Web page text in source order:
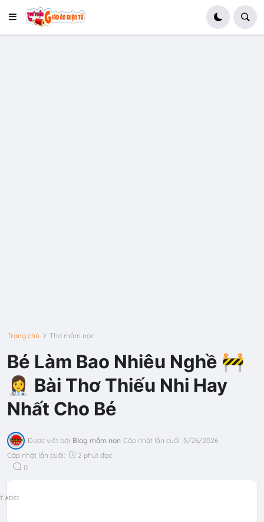
Trang chủ Thơ mầm non
Bé Làm Bao Nhiêu Nghề 🚧
👩‍⚕️ Bài Thơ Thiếu Nhi Hay
Nhất Cho Bé
Được viết bởi Blog mầm non Cập nhật lần cuối: 5/26/2026
Cập nhật lần cuối:
2 phút đọc
0
ADS1